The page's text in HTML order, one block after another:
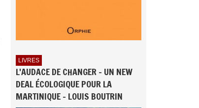
LIVRES
L'AUDACE DE CHANGER - UN NEW
DEAL ÉCOLOGIQUE POUR LA
MARTINIQUE - LOUIS BOUTRIN